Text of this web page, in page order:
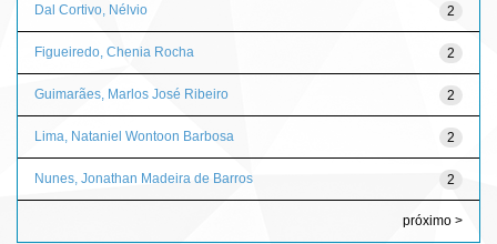
2
Dal Cortivo, Nélvio
2
Figueiredo, Chenia Rocha
2
Guimarães, Marlos José Ribeiro
2
Lima, Nataniel Wontoon Barbosa
2
Nunes, Jonathan Madeira de Barros
próximo >